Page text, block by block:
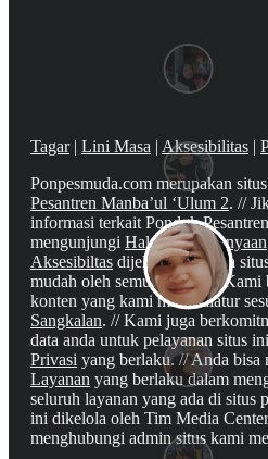
Tagar| Lini Masa | Aksesibilitas |
Ponpesmuda.com merupakan
Pesantren Manba’ul ‘Ulum 2. //
informasi terkait Pondok
mengunjungi Halaman Pertanyaan
Aksesibiltas dijelaskan bahwa
mudah oleh semua orang. //
konten yang kami miliki diatur
Sangkalan. // Kami juga
data anda untuk pelayanan situs
Privasi yang berlaku. // Anda bisa
Layanan yang berlaku dalam
seluruh layanan yang ada di situs
ini dikelola oleh Tim Media
menghubungi admin situs kami